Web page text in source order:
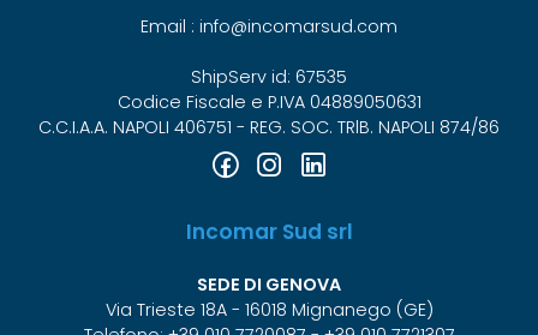
Email : info@incomarsud.com
ShipServ id: 67535
Codice Fiscale e P.IVA 04889050631
C.C.I.A.A. NAPOLI 406751 - REG. SOC. TRlB. NAPOLI 874/86
Incomar Sud srl
SEDE DI GENOVA
Via Trieste 18A - 16018 Mignanego (GE)